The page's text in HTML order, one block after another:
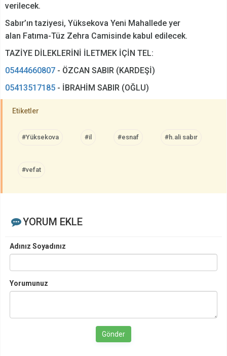
verilecek.
Sabır’ın taziyesi, Yüksekova Yeni Mahallede yer
alan Fatıma-Tüz Zehra Camisinde kabul edilecek.
TAZİYE DİLEKLERİNİ İLETMEK İÇİN TEL:
05444660807 - ÖZCAN SABIR (KARDEŞİ)
05413517185 - İBRAHİM SABIR (OĞLU)
Etiketler
#Yüksekova #il #esnaf #h.ali sabır
#vefat
YORUM EKLE
Adınız Soyadınız
Yorumunuz
Gönder